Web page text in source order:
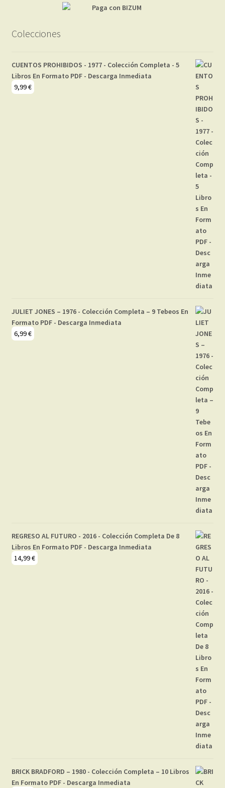
Colecciones
CUENTOS PROHIBIDOS - 1977 - Colección Completa - 5
Libros En Formato PDF - Descarga Inmediata
9,99€
JULIET JONES – 1976 - Colección Completa – 9 Tebeos En
Formato PDF - Descarga Inmediata
6,99€
REGRESO AL FUTURO - 2016 - Colección Completa De 8
Libros En Formato PDF - Descarga Inmediata
14,99€
BRICK BRADFORD – 1980 - Colección Completa – 10 Libros
En Formato PDF - Descarga Inmediata